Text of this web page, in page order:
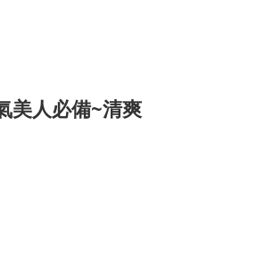
美人必備~清爽